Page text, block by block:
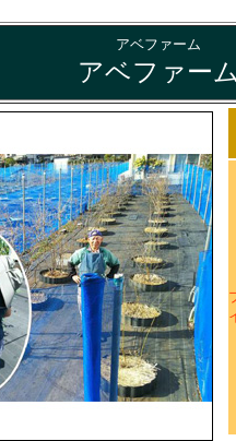
アベファーム
アベファーム